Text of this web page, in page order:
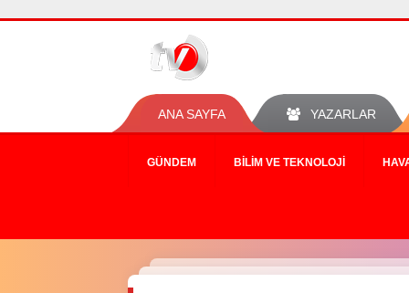
ANA SAYFA YAZARLAR
GÜNDEM BILIM VE TEKNOLOJI